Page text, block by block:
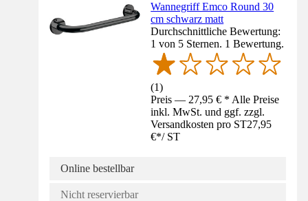
Wannegriff Emco Round 30
cm schwarz matt
Durchschnittliche Bewertung:
1 von 5 Sternen. 1 Bewertung.
(1)
Preis — 27,95 € * Alle Preise
inkl. MwSt. und ggf. zzgl.
Versandkosten pro ST27,95
€*/ ST
Online bestellbar
Nicht reservierbar